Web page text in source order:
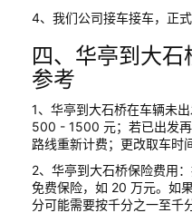
4、我们公司接车接车，正
四、华亭到大
参考
1、华亭到大石桥在车辆未
500 - 1500 元；若已出发
路线重新计费；更改取车时
2、华亭到大石桥保险费用
免费保险，如 20 万元。如
分可能需要按千分之一至千